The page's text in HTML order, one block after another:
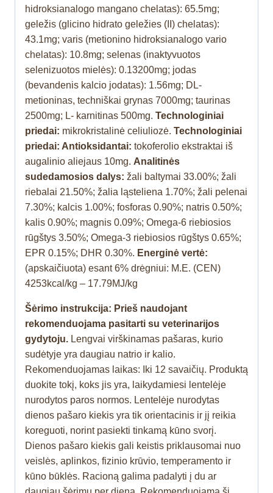
hidroksianalogo mangano chelatas): 65.5mg;
geležis (glicino hidrato geležies (II) chelatas):
43.1mg; varis (metionino hidroksianalogo vario
chelatas): 10.8mg; selenas (inaktyvuotos
selenizuotos mielės): 0.13200mg; jodas
(bevandenis kalcio jodatas): 1.56mg; DL-
metioninas, techniškai grynas 7000mg; taurinas
2500mg; L- karnitinas 500mg. Technologiniai
priedai: mikrokristalinė celiuliozė. Technologiniai
priedai: Antioksidantai: tokoferolio ekstraktai iš
augalinio aliejaus 10mg. Analitinės
sudedamosios dalys: žali baltymai 33.00%; žali
riebalai 21.50%; žalia ląsteliena 1.70%; žali pelenai
7.30%; kalcis 1.00%; fosforas 0.90%; natris 0.50%;
kalis 0.90%; magnis 0.09%; Omega-6 riebiosios
rūgštys 3.50%; Omega-3 riebiosios rūgštys 0.65%;
EPR 0.15%; DHR 0.30%. Energinė vertė:
(apskaičiuota) esant 6% drėgniui: M.E. (CEN)
4253kcal/kg – 17.79MJ/kg
Šėrimo instrukcija: Prieš naudojant
rekomenduojama pasitarti su veterinarijos
gydytoju. Lengvai virškinamas pašaras, kurio
sudėtyje yra daugiau natrio ir kalio.
Rekomenduojamas laikas: Iki 12 savaičių. Produktą
duokite tokį, koks jis yra, laikydamiesi lentelėje
nurodytos paros normos. Lentelėje nurodytas
dienos pašaro kiekis yra tik orientacinis ir jį reikia
koreguoti, norint pasiekti tinkamą kūno svorį.
Dienos pašaro kiekis gali keistis priklausomai nuo
veislės, aplinkos, fizinio krūvio, temperamento ir
kūno būklės. Racioną galima padalyti į du ar